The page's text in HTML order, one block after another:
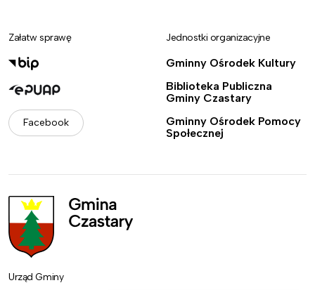
Załatw sprawę
Facebook
Jednostki organizacyjne
Gminny Ośrodek Kultury
Biblioteka Publiczna
Gminy Czastary
Gminny Ośrodek Pomocy
Społecznej
Urząd Gminy